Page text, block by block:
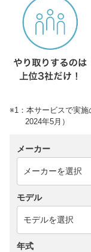
※1：本サービスで実
2024年5月）
メーカー
モデル
年式